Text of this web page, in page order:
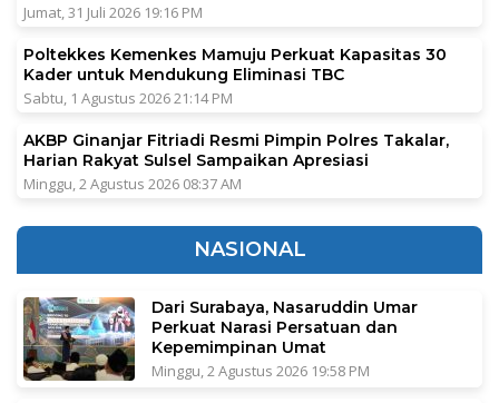
Jumat, 31 Juli 2026 19:16 PM
Poltekkes Kemenkes Mamuju Perkuat Kapasitas 30
Kader untuk Mendukung Eliminasi TBC
Sabtu, 1 Agustus 2026 21:14 PM
AKBP Ginanjar Fitriadi Resmi Pimpin Polres Takalar,
Harian Rakyat Sulsel Sampaikan Apresiasi
Minggu, 2 Agustus 2026 08:37 AM
NASIONAL
Dari Surabaya, Nasaruddin Umar
Perkuat Narasi Persatuan dan
Kepemimpinan Umat
Minggu, 2 Agustus 2026 19:58 PM